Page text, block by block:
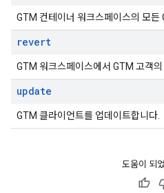
GTM 컨테이너 워크스페이스의 모든
revert
GTM 워크스페이스에서 GTM 고객
update
GTM 클라이언트를 업데이트합니다.
도움이 되